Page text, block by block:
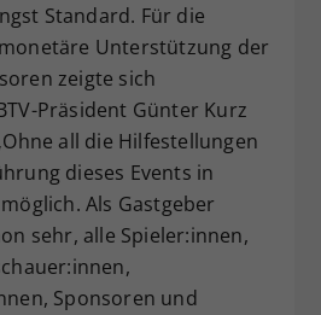
Standard. Für die
Unterstützung der
zeigte sich
Präsident Günter Kurz
all die Hilfestellungen
dieses Events in
Als Gastgeber
sehr, alle Spieler:innen,
Sponsoren und